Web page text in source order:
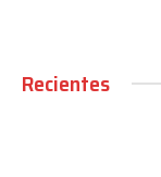
Recientes